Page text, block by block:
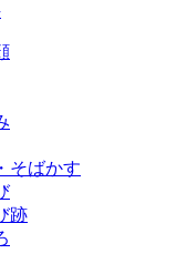
そばかす
跡